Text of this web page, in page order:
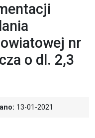
nr
o dl. 2,3
13-01-2021